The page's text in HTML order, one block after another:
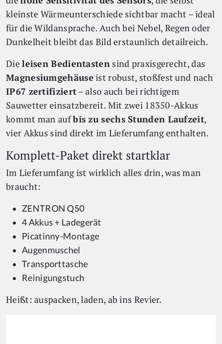
kleinste Wärmeunterschiede sichtbar macht – ideal
für die Wildansprache. Auch bei Nebel, Regen oder
Dunkelheit bleibt das Bild erstaunlich detailreich.
Dieleisen Bedientasten sind praxisgerecht, das
Magnesiumgehäuse ist robust, stoßfest und nach
IP67 zertifiziert– also auch bei richtigem
Sauwetter einsatzbereit. Mit zwei 18350-Akkus
kommt man aufbis zu sechs Stunden Laufzeit,
vier Akkus sind direkt im Lieferumfang enthalten.
Komplett-Paket direkt startklar
Im Lieferumfang ist wirklich alles drin, was man
braucht:
ZENTRON Q50
4 Akkus + Ladegerät
Picatinny-Montage
Augenmuschel
Transporttasche
Reinigungstuch
Heißt: auspacken, laden, ab ins Revier.